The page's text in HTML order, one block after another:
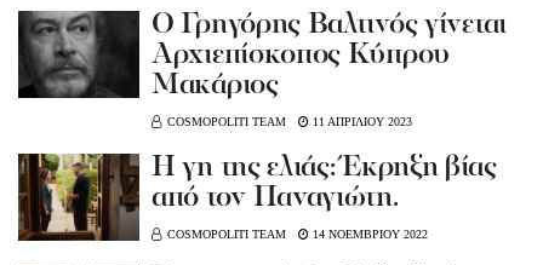
O Γρηγόρης Βαλτινός γίνεται
Αρχιεπίσκοπος Κύπρου
Μακάριος
COSMOPOLITI TEAM 11 ΑΠΡΙΛΙΟΥ 2023
Η γη της ελιάς: Έκρηξη βίας
από τον Παναγιώτη.
COSMOPOLITI TEAM 14 ΝΟΕΜΒΡΙΟΥ 2022